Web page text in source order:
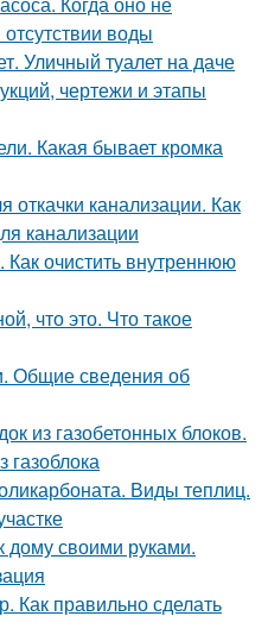
воды
Уличный туалет на даче
чертежи и этапы
Какая бывает кромка
откачки канализации. Как
канализации
Как очистить внутреннюю
что это. Что такое
Общие сведения об
из газобетонных блоков.
газоблока
Виды теплиц.
дому своими руками.
Как правильно сделать